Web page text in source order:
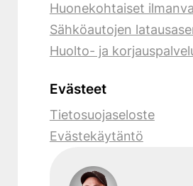
Huonekohtaiset
Sähköautojen
Huolto- ja
Evästeet
Tietosuojaseloste
Evästekäytäntö